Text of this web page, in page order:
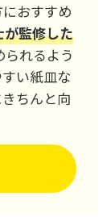
おすすめ
が監修した
れるよう
い紙皿な
ちんと向